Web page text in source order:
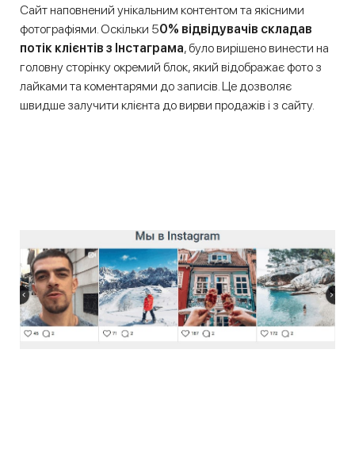
Сайт наповнений унікальним контентом та якісними
фотографіями. Оскільки 50% відвідувачів складав
потік клієнтів з Інстаграма, було вирішено винести на
головну сторінку окремий блок, який відображає фото з
лайками та коментарями до записів. Це дозволяє
швидше залучити клієнта до вирви продажів і з сайту.